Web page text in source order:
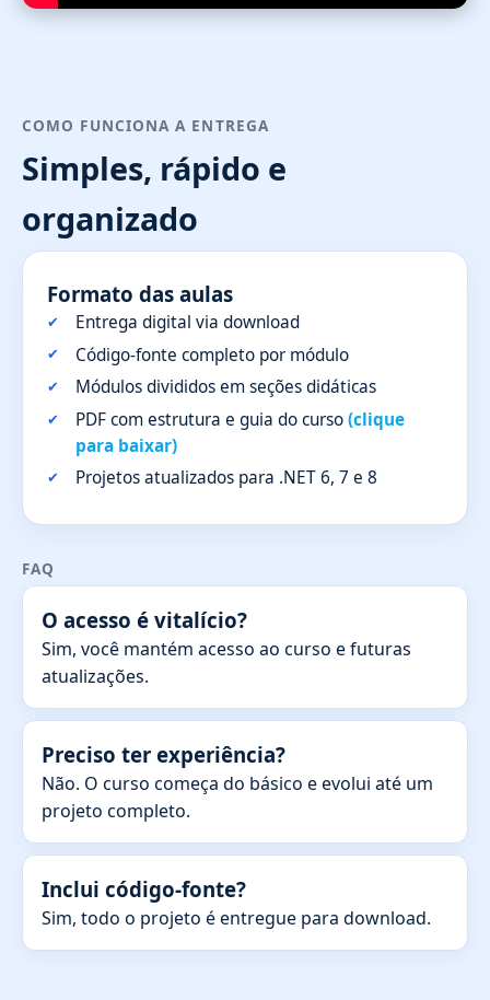
COMO FUNCIONA A ENTREGA
Simples, rápido e
organizado
Formato das aulas
Entrega digital via download
Código-fonte completo por módulo
Módulos divididos em seções didáticas
PDF com estrutura e guia do curso(clique
para baixar)
Projetos atualizados para .NET 6, 7 e 8
FAQ
O acesso é vitalício?
Sim, você mantém acesso ao curso e futuras
atualizações.
Preciso ter experiência?
Não. O curso começa do básico e evolui até um
projeto completo.
Inclui código-fonte?
Sim, todo o projeto é entregue para download.